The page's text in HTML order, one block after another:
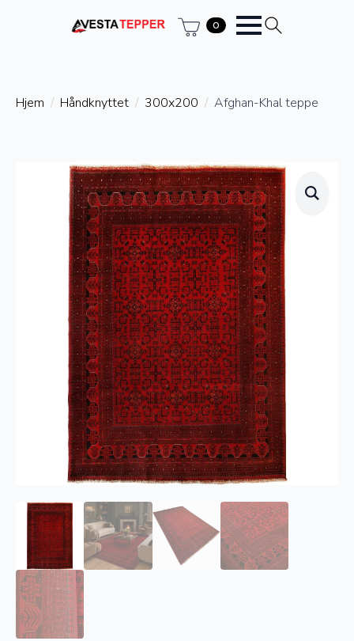
0
Hjem Håndknyttet 300x200 Afghan-Khal teppe